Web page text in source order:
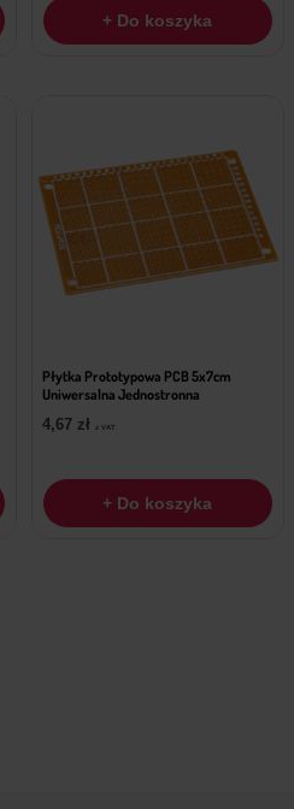
+ Do koszyka
Płytka Prototypowa PCB 5x7cm
Uniwersalna Jednostronna
4,67 zł z VAT
+ Do koszyka